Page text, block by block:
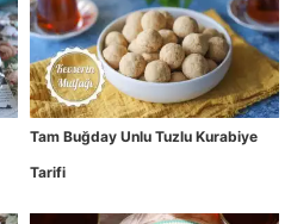
Tam Buğday Unlu Tuzlu Kurabiye
Tarifi